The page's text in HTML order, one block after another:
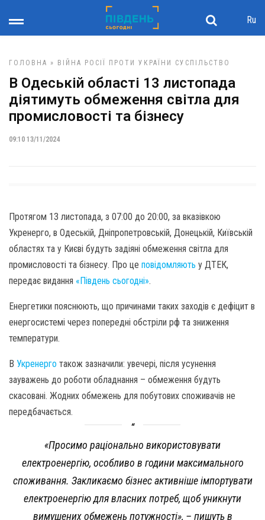
Ru
ГОЛОВНА » ВІЙНА РОСІЇ ПРОТИ УКРАЇНИ СУСПІЛЬСТВО
В Одеській області 13 листопада
діятимуть обмеження світла для
промисловості та бізнесу
09:10 13/11/2024
Протягом 13 листопада, з 07:00 до 20:00, за вказівкою
Укренерго, в Одеській, Дніпропетровській, Донецькій, Київській
областях та у Києві будуть задіяні обмеження світла для
промисловості та бізнесу. Про це повідомляють у ДТЕК,
передає видання «Південь сьогодні».
Енергетики пояснюють, що причинами таких заходів є дефіцит в
енергосистемі через попередні обстріли рф та зниження
температури.
В Укренерго також зазначили: увечері, після усунення
зауважень до роботи обладнання – обмеження будуть
скасовані. Жодних обмежень для побутових споживачів не
передбачається.
«Просимо раціонально використовувати
електроенергію, особливо в години максимального
споживання. Закликаємо бізнес активніше імпортувати
електроенергію для власних потреб, щоб уникнути
вимушених обмежень потужності», – пишуть в